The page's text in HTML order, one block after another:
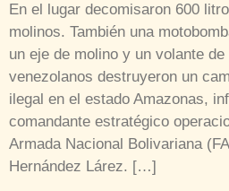
En el lugar decomisaron 600
molinos. También una
un eje de molino y un volante
venezolanos destruyeron un
ilegal en el estado Amazonas,
comandante estratégico
Armada Nacional Bolivariana
Hernández Lárez. […]